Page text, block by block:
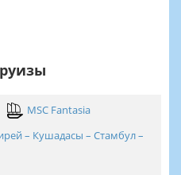
MSC Fantasia
– Кушадасы – Стамбул –